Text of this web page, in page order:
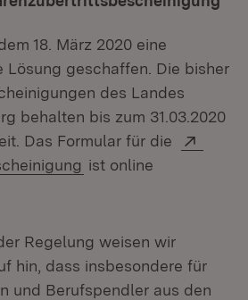
18. März 2020 eine
Lösung geschaffen. Die bisher
des Landes
behalten bis zum 31.03.2020
Das Formular für die
(Öffnet in neuem
ist online
Regelung weisen wir
hin, dass insbesondere für
und Berufspendler aus den